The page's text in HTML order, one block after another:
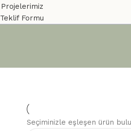
Projelerimiz
Teklif Formu
Seçiminizle eşleşen ürün